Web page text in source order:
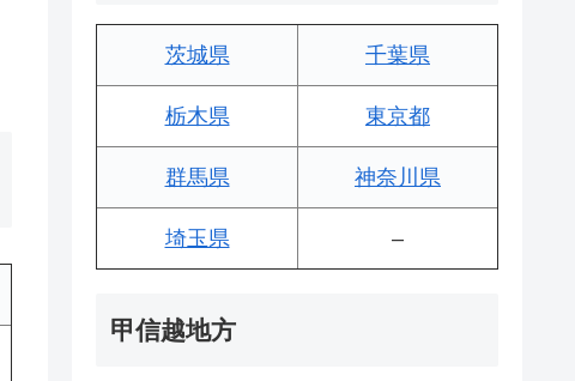
茨城県 千葉県
栃木県 東京都
群馬県 神奈川県
埼玉県 –
甲信越地方